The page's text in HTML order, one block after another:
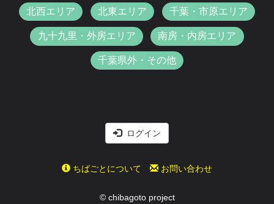
北西エリア 北東エリア 千葉・市原エリア
九十九里・外房エリア 南房・内房エリア
千葉県外・その他
ログイン
ちばごとについて お問い合わせ
© chibagoto project